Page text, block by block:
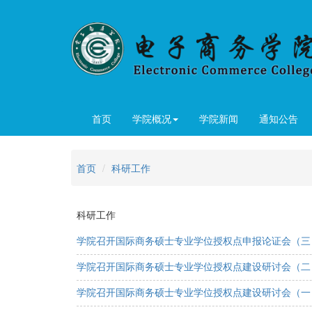
首页 学院概况 学院新闻 通知公告
首页 科研工作
科研工作
学院召开国际商务硕士专业学位授权点申报论证会（
学院召开国际商务硕士专业学位授权点建设研讨会（
学院召开国际商务硕士专业学位授权点建设研讨会（